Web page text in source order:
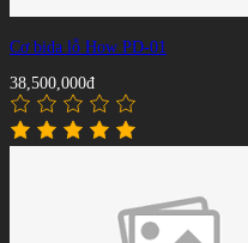
Cơ bida lỗ How PD-01
38,500,000đ